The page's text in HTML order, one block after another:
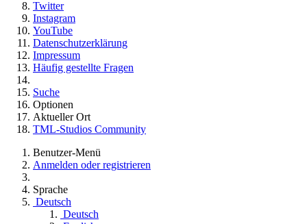
Twitter
Instagram
YouTube
Datenschutzerklärung
Impressum
Häufig gestellte Fragen
Suche
Optionen
Aktueller Ort
TML-Studios Community
Benutzer-Menü
Anmelden oder registrieren
Sprache
Deutsch
Deutsch